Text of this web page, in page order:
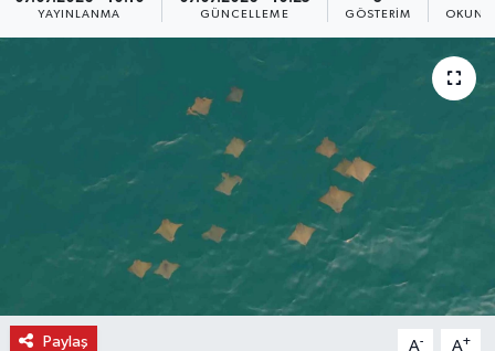
YAYINLANMA GÜNCELLEME GÖSTERIM
Paylaş A- A+